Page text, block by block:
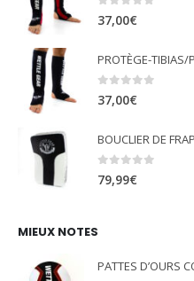
0out of 5
37,00€
0out of 5
37,00€
BOUCLIER DE
79,99€
MIEUX NOTES